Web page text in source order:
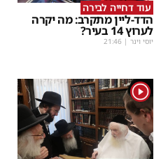
עוד דחייה לבירה
הדד-ליין מתקרב: מה יקרה
לערוץ 14 בעיר?
יוסי וינר |
21:46
1